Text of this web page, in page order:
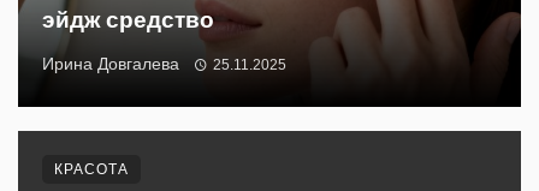
эйдж средство
Ирина Довгалева 25.11.2025
КРАСОТА